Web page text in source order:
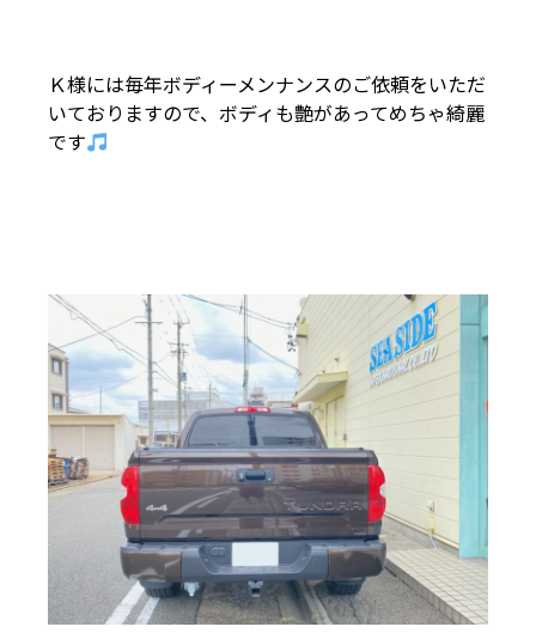
Ｋ様には毎年ボディーメンナンスのご依頼をいただ
いておりますので、ボディも艶があってめちゃ綺麗
です